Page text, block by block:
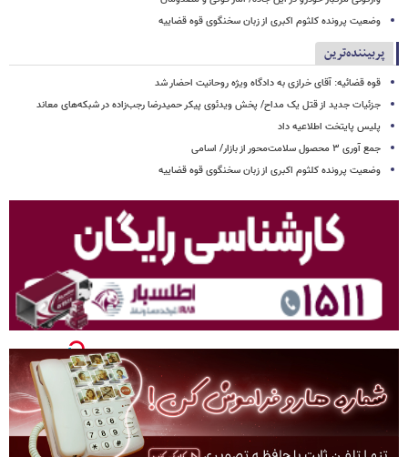
وضعیت پرونده کلثوم اکبری از زبان سخنگوی قوه قضاییه
پربیننده‌ترین
قوه قضائیه: آقای خرازی به دادگاه ویژه روحانیت احضار شد
جزئیات جدید از قتل یک مداح/ پخش ویدئوی پیکر حمیدرضا رجب‌زاده در شبکه‌های معاند
پلیس پایتخت اطلاعیه داد
جمع آوری ۳ محصول سلامت‌محور از بازار/ اسامی
وضعیت پرونده کلثوم اکبری از زبان سخنگوی قوه قضاییه